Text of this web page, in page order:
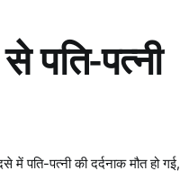
पति-पत्नी
में पति-पत्नी की दर्दनाक मौत हो गई,